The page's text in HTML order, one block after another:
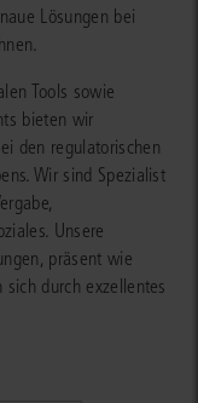
Lösungen bei
Tools sowie
bieten wir
den regulatorischen
Wir sind Spezialist
Unsere
präsent wie
durch exzellentes